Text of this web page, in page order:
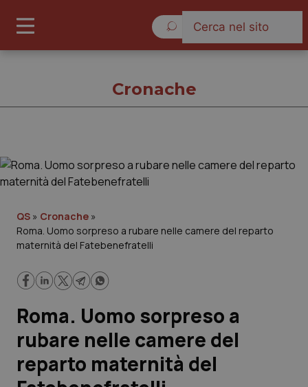
Governo e Parlamento
Regioni e Asl
Lavoro e Professioni
Scienza e Farmaci
Studi e Analisi
Cronache
QS » Cronache »
Roma. Uomo sorpreso a rubare nelle camere del reparto
maternità del Fatebenefratelli
Roma. Uomo sorpreso a
rubare nelle camere del
reparto maternità del